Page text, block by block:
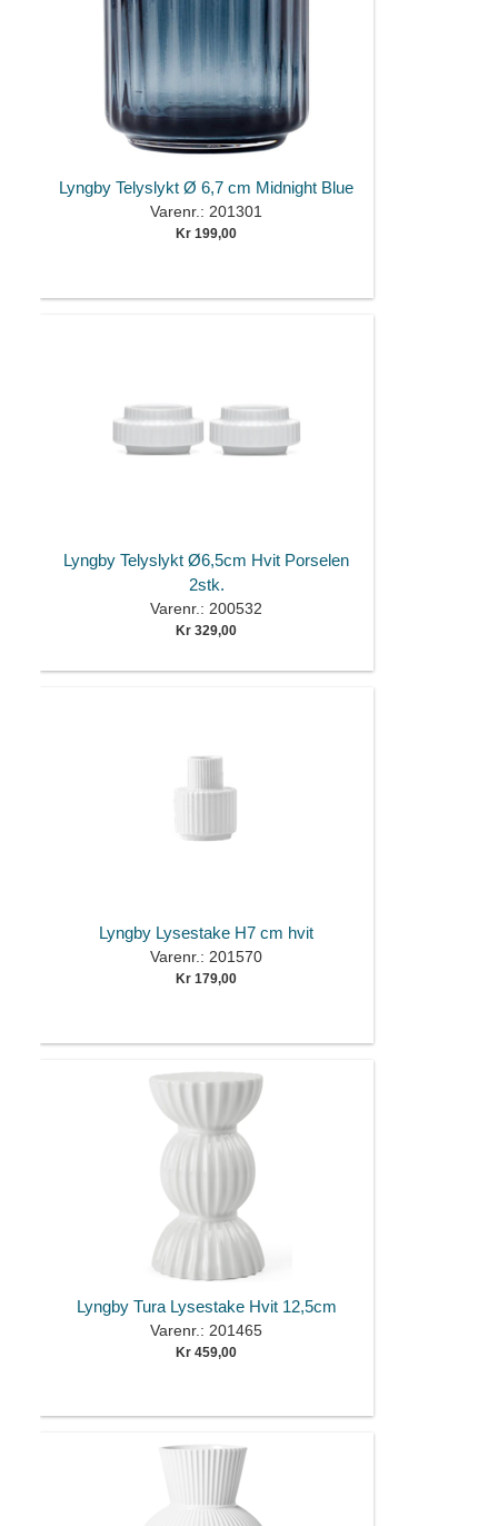
Lyngby Telyslykt Ø 6,7 cm Midnight Blue
Varenr.: 201301
Kr 199,00
Lyngby Telyslykt Ø6,5cm Hvit Porselen
2stk.
Varenr.: 200532
Kr 329,00
Lyngby Lysestake H7 cm hvit
Varenr.: 201570
Kr 179,00
Lyngby Tura Lysestake Hvit 12,5cm
Varenr.: 201465
Kr 459,00